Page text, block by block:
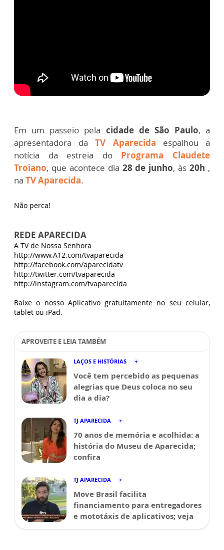
Em um passeio pela cidade de São Paulo, a
apresentadora daTV Aparecida espalhou a
notícia da estreia do Programa Claudete
Troiano, que acontece dia 28 de junho, às 20h ,
na TV Aparecida.
Não perca!
REDE APARECIDA
A TV de Nossa Senhora
http://www.A12.com/tvaparecida
http://facebook.com/aparecidatv
http://twitter.com/tvaparecida
http://instagram.com/tvaparecida
Baixe o nosso Aplicativo gratuitamente no seu celular,
tablet ou iPad.
APROVEITE E LEIA TAMBÉM
LAÇOS E HISTÓRIAS
Você tem percebido as pequenas
alegrias que Deus coloca no seu
dia a dia?
TJ APARECIDA
70 anos de memória e acolhida: a
história do Museu de Aparecida;
confira
TJ APARECIDA
Move Brasil facilita
financiamento para entregadores
e mototáxis de aplicativos; veja